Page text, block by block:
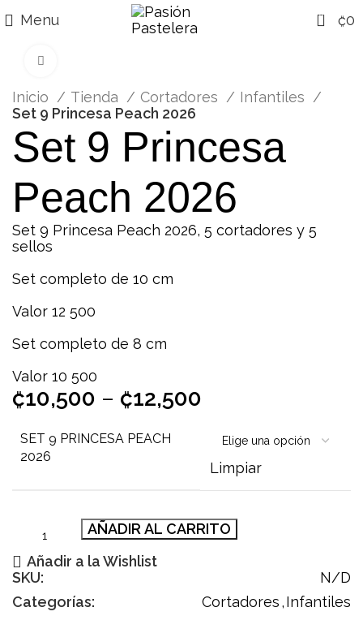
Menu 0 ₡0
Inicio Tienda Cortadores
Infantiles
Set 9 Princesa Peach 2026
Set 9 Princesa
Peach 2026
Set 9 Princesa Peach 2026, 5 cortadores y 5
sellos
Set completo de 10 cm
Valor 12 500
Set completo de 8 cm
Valor 10 500
₡10,500 – ₡12,500
SET 9 PRINCESA PEACH
2026
Limpiar
AÑADIR AL CARRITO
Añadir a la Wishlist
SKU:
N/D
Categorías:
Cortadores,Infantiles